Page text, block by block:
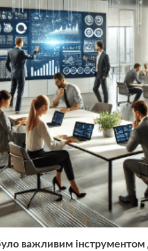
важливим інструментом